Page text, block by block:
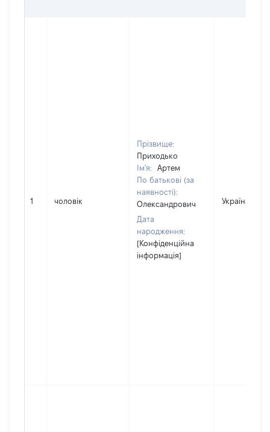
1 чоловік
Прізвище:
Приходько
Ім'я:
Артем
По батькові (за
наявності):
Олександрович
Дата
народження:
[Конфіденційна
інформація]
Україна